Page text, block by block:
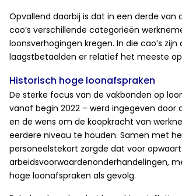
Opvallend daarbij is dat in een derde van
cao’s verschillende categorieën
loonsverhogingen kregen. In die cao’s zijn
laagstbetaalden er relatief het meeste
Historisch hoge loonafspraken
De sterke focus van de vakbonden op
vanaf begin 2022 – werd ingegeven door
en de wens om de koopkracht van
eerdere niveau te houden. Samen met
personeelstekort zorgde dat voor
arbeidsvoorwaardenonderhandelingen,
hoge loonafspraken als gevolg.